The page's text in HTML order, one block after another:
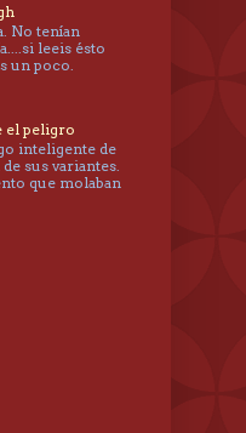
No tenían
leeis ésto
un poco.
el peligro
inteligente de
sus variantes.
que molaban